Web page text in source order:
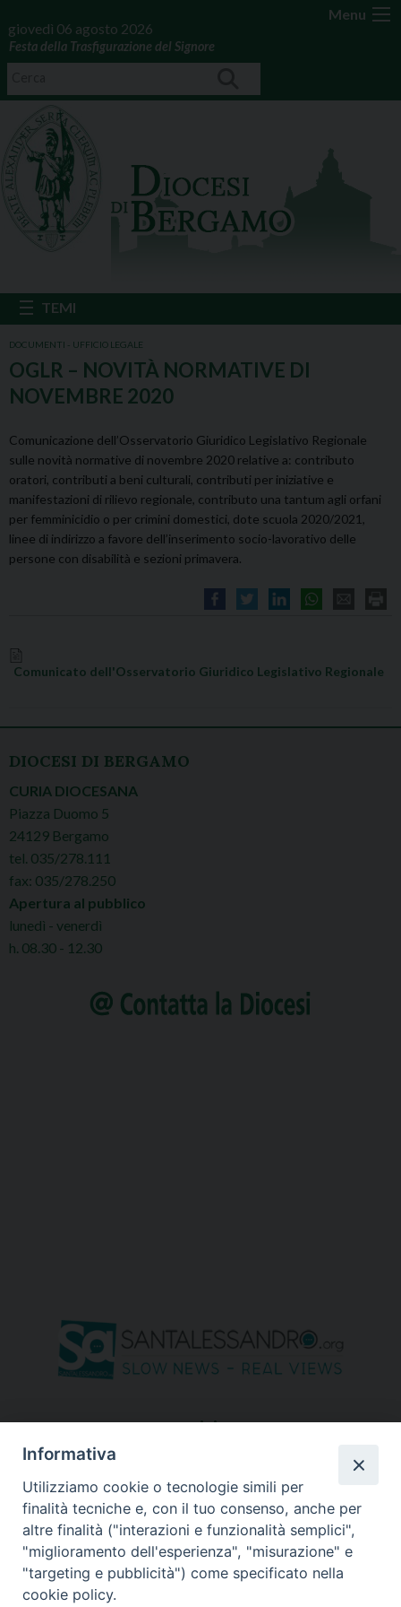
Menu
giovedì 06 agosto 2026
Festa della Trasfigurazione del Signore
DOCUMENTI - UFFICIO LEGALE
OGLR – NOVITÀ NORMATIVE DI
NOVEMBRE 2020
Comunicazione dell’Osservatorio Giuridico Legislativo Regionale
sulle novità normative di novembre 2020 relative a: contributo
oratori, contributi a beni culturali, contributi per iniziative e
manifestazioni di rilievo regionale, contributo una tantum agli orfani
per femminicidio o per crimini domestici, dote scuola 2020/2021,
linee di indirizzo a favore dell’inserimento socio-lavorativo delle
persone con disabilità e sezioni primavera.
Comunicato dell'Osservatorio Giuridico Legislativo Regionale
DIOCESI DI BERGAMO
CURIA DIOCESANA
Piazza Duomo 5
24129 Bergamo
tel. 035/278.111
fax: 035/278.250
Apertura al pubblico
lunedì - venerdì
h. 08.30 - 12.30
seguici su
Informativa
Utilizziamo cookie o tecnologie simili per
finalità tecniche e, con il tuo consenso, anche per
altre finalità ("interazioni e funzionalità semplici",
"miglioramento dell'esperienza", "misurazione" e
"targeting e pubblicità") come specificato nella
cookie policy.